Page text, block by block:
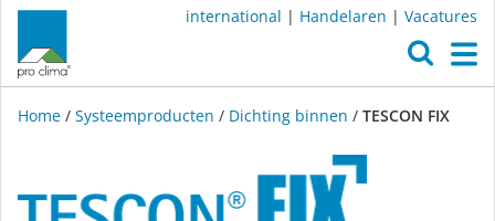
international | Handelaren | Vacatures
Home / Systeemproducten / Dichting binnen / TESCON FIX